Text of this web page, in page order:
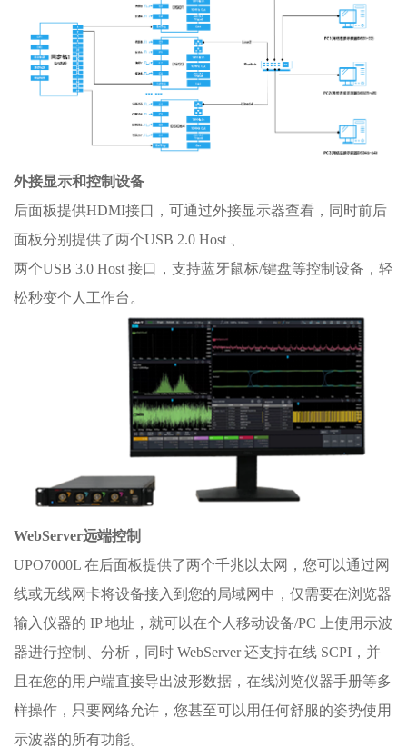
外接显示和控制设备
后面板提供HDMI接口，可通过外接显示器查看，同时前后
面板分别提供了两个USB 2.0 Host 、
两个USB 3.0 Host 接口，支持蓝牙鼠标/键盘等控制设备，轻
松秒变个人工作台。
WebServer远端控制
UPO7000L 在后面板提供了两个千兆以太网，您可以通过网
线或无线网卡将设备接入到您的局域网中，仅需要在浏览器
输入仪器的 IP 地址，就可以在个人移动设备/PC 上使用示波
器进行控制、分析，同时 WebServer 还支持在线 SCPI，并
且在您的用户端直接导出波形数据，在线浏览仪器手册等多
样操作，只要网络允许，您甚至可以用任何舒服的姿势使用
示波器的所有功能。